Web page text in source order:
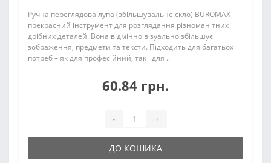
Ручна переглядова лупа (збільшувальне скло) BUROMAX –
прекрасний інструмент для розглядання різноманітних
дрібних деталей. Вона відмінно візуально збільшує
зображення, предмети та тексти. Підходить для багатьох
потреб – як для професійний, так і для ..
60.84 грн.
- +
ДО КОШИКА